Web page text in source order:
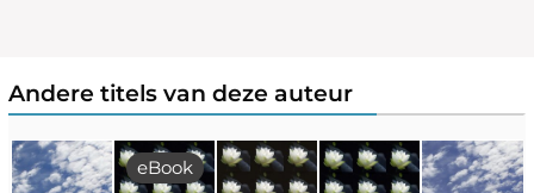
Andere titels van deze auteur
eBook